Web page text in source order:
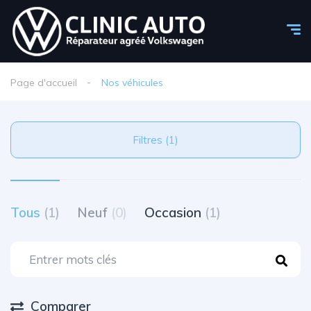
Page d'accueil Nos véhicules
Filtres (1)
Tous (1) Neuf (0) Occasion (1)
Comparer